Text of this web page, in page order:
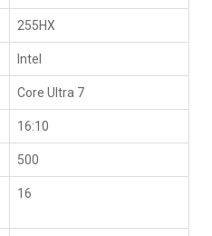
255HX
Intel
Core Ultra 7
16:10
500
16